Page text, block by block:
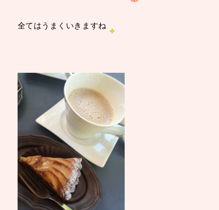
全てはうまくいきますね